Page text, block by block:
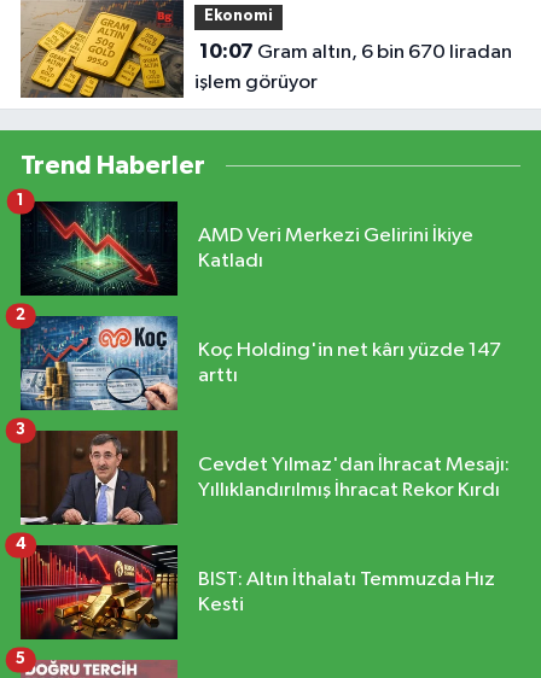
Ekonomi
10:07
işlem görüyor
Trend Haberler
AMD Veri Merkezi Gelirini İkiye
Katladı
1
Koç Holding'in net kârı yüzde 147
arttı
2
Cevdet Yılmaz'dan İhracat Mesajı:
Yıllıklandırılmış İhracat Rekor Kırdı
3
BIST: Altın İthalatı Temmuzda Hız
Kesti
4
5